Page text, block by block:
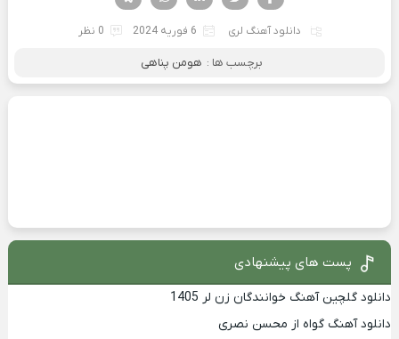
دانلود آهنگ لری 6 فوریه 2024 0 نظر
برچسب ها : هومن پناهی
پست های پیشنهادی
دانلود گلچین آهنگ خوانندگان زن لر 1405
دانلود آهنگ گواه از محسن نصری